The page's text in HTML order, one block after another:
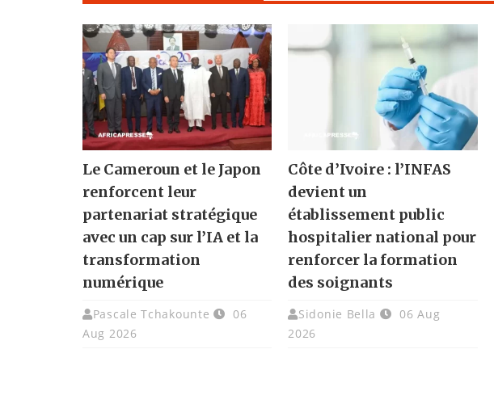
Le Cameroun et le Japon
renforcent leur
partenariat stratégique
avec un cap sur l’IA et la
transformation
numérique
Pascale Tchakounte
06
Aug 2026
Côte d’Ivoire : l’INFAS
devient un
établissement public
hospitalier national pour
renforcer la formation
des soignants
Sidonie Bella
06 Aug
2026